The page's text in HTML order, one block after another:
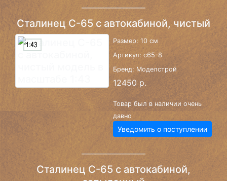
Сталинец С-65 с автокабиной, чистый
Размер: 10 см
Артикул: c65-8
Бренд: Моделстрой
12450 р.
Товар был в наличии очень
давно
Уведомить о поступлении
Сталинец С-65 с автокабиной,